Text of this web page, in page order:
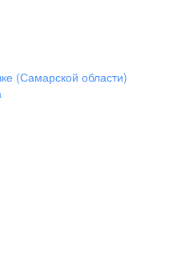
(Самарской области)